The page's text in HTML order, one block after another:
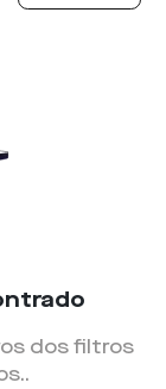
dos filtros
.